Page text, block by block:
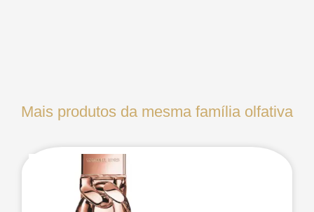
Mais produtos da mesma família olfativa